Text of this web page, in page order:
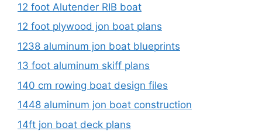
12 foot Alutender RIB boat
12 foot plywood jon boat plans
1238 aluminum jon boat blueprints
13 foot aluminum skiff plans
140 cm rowing boat design files
1448 aluminum jon boat construction
14ft jon boat deck plans